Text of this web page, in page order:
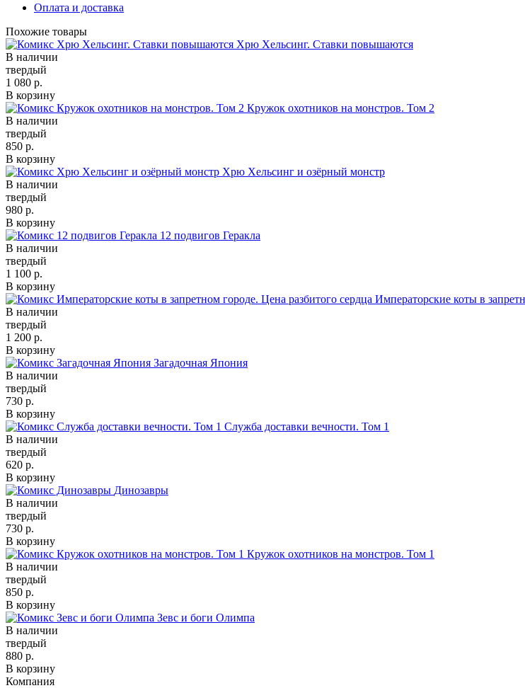
Оплата и доставка
Похожие товары
Хрю Хельсинг. Ставки повышаются
В наличии
твердый
1 080 р.
В корзину
Кружок охотников на монстров. Том 2
В наличии
твердый
850 р.
В корзину
Хрю Хельсинг и озёрный монстр
В наличии
твердый
980 р.
В корзину
12 подвигов Геракла
В наличии
твердый
1 100 р.
В корзину
Императорские коты в
В наличии
твердый
1 200 р.
В корзину
Загадочная Япония
В наличии
твердый
730 р.
В корзину
Служба доставки вечности. Том 1
В наличии
твердый
620 р.
В корзину
Динозавры
В наличии
твердый
730 р.
В корзину
Кружок охотников на монстров. Том 1
В наличии
твердый
850 р.
В корзину
Зевс и боги Олимпа
В наличии
твердый
880 р.
В корзину
Компания